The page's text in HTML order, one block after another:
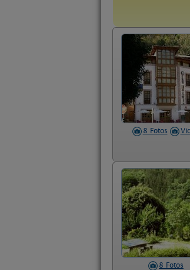
8 Fotos
8 Fotos